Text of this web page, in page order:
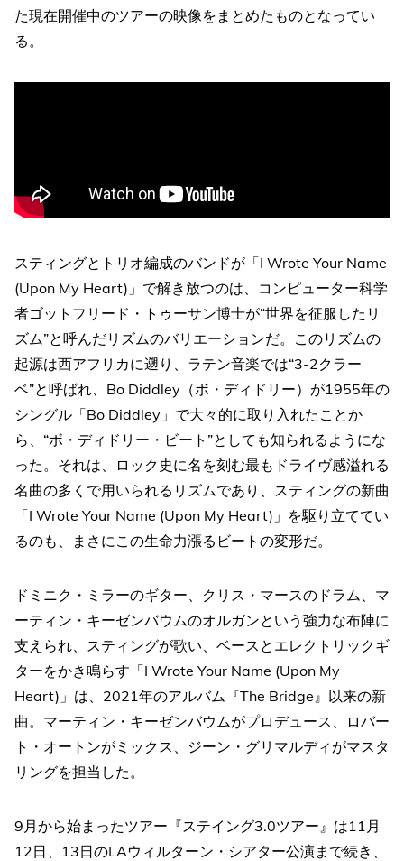
た現在開催中のツアーの映像をまとめたものとなってい
る。
スティングとトリオ編成のバンドが「I Wrote Your Name
(Upon My Heart)」で解き放つのは、コンピューター科学
者ゴットフリード・トゥーサン博士が“世界を征服したリ
ズム”と呼んだリズムのバリエーションだ。このリズムの
起源は西アフリカに遡り、ラテン音楽では“3-2クラー
ベ”と呼ばれ、Bo Diddley（ボ・ディドリー）が1955年の
シングル「Bo Diddley」で大々的に取り入れたことか
ら、“ボ・ディドリー・ビート”としても知られるようにな
った。それは、ロック史に名を刻む最もドライヴ感溢れる
名曲の多くで用いられるリズムであり、スティングの新曲
「I Wrote Your Name (Upon My Heart)」を駆り立ててい
るのも、まさにこの生命力漲るビートの変形だ。
ドミニク・ミラーのギター、クリス・マースのドラム、マ
ーティン・キーゼンバウムのオルガンという強力な布陣に
支えられ、スティングが歌い、ベースとエレクトリックギ
ターをかき鳴らす「I Wrote Your Name (Upon My
Heart)」は、2021年のアルバム『The Bridge』以来の新
曲。マーティン・キーゼンバウムがプロデュース、ロバー
ト・オートンがミックス、ジーン・グリマルディがマスタ
リングを担当した。
9月から始まったツアー『ステイング3.0ツアー』は11月
12日、13日のLAウィルターン・シアター公演まで続き、